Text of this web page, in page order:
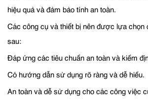
hiệu quả và đảm bảo tính an toàn.
Các công cụ và thiết bị nên được lựa chọn
sau:
Đáp ứng các tiêu chuẩn an toàn và kiểm
Có hướng dẫn sử dụng rõ ràng và dễ hiểu.
An toàn và dễ sử dụng cho các công việc